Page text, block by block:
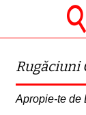
Rugăciuni
Apropie-te de